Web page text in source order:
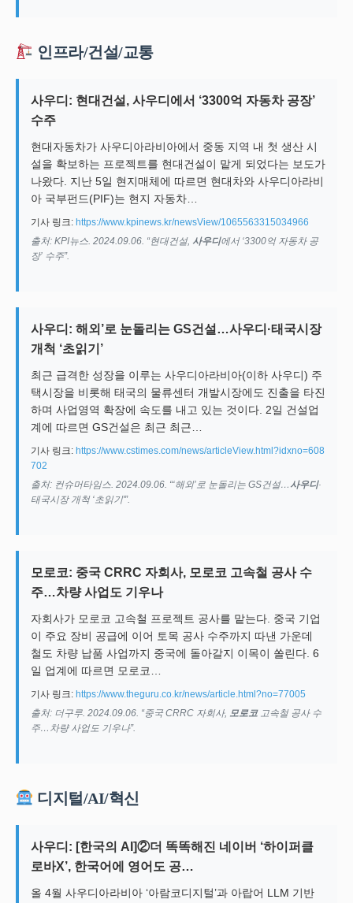
인프라/건설/교통
사우디: 현대건설, 사우디에서 ‘3300억 자동차 공장’
수주
현대자동차가 사우디아라비아에서 중동 지역 내 첫 생산 시
설을 확보하는 프로젝트를 현대건설이 맡게 되었다는 보도가
나왔다. 지난 5일 현지매체에 따르면 현대차와 사우디아라비
아 국부펀드(PIF)는 현지 자동차…
기사 링크: https://www.kpinews.kr/newsView/1065563315034966
출처: KPI뉴스. 2024.09.06. “현대건설, 사우디에서 ‘3300억 자동차 공
장’ 수주”.
사우디: 해외’로 눈돌리는 GS건설…사우디·태국시장
개척 ‘초읽기’
최근 급격한 성장을 이루는 사우디아라비아(이하 사우디) 주
택시장을 비롯해 태국의 물류센터 개발시장에도 진출을 타진
하며 사업영역 확장에 속도를 내고 있는 것이다. 2일 건설업
계에 따르면 GS건설은 최근 최근…
기사 링크: https://www.cstimes.com/news/articleView.html?idxno=608
702
출처: 컨슈머타임스. 2024.09.06. “‘해외’로 눈돌리는 GS건설… 사우디·
태국시장 개척 ‘초읽기'”.
모로코: 중국 CRRC 자회사, 모로코 고속철 공사 수
주…차량 사업도 기우나
자회사가 모로코 고속철 프로젝트 공사를 맡는다. 중국 기업
이 주요 장비 공급에 이어 토목 공사 수주까지 따낸 가운데
철도 차량 납품 사업까지 중국에 돌아갈지 이목이 쏠린다. 6
일 업계에 따르면 모로코…
기사 링크: https://www.theguru.co.kr/news/article.html?no=77005
출처: 더구루. 2024.09.06. “중국 CRRC 자회사, 모로코고속철 공사 수
주…차량 사업도 기우나”.
디지털/AI/혁신
사우디: [한국의 AI]②더 똑똑해진 네이버 ‘하이퍼클
로바X’, 한국어에 영어도 공…
올 4월 사우디아라비아 ‘아람코디지털’과 아랍어 LLM 기반